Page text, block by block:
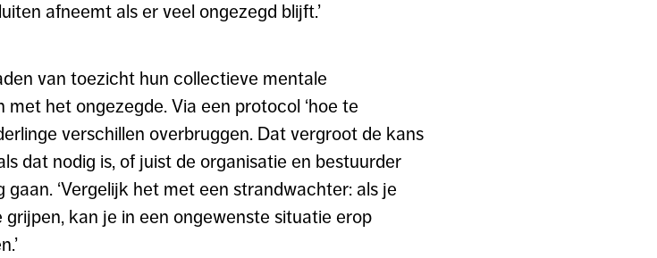
afneemt als er veel ongezegd blijft.’
van toezicht hun collectieve mentale
het ongezegde. Via een protocol ‘hoe te
verschillen overbruggen. Dat vergroot de kans
dat nodig is, of juist de organisatie en bestuurder
‘Vergelijk het met een strandwachter: als je
kan je in een ongewenste situatie erop